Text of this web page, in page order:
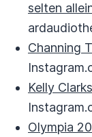
selten
Channing
Kelly
Olympia